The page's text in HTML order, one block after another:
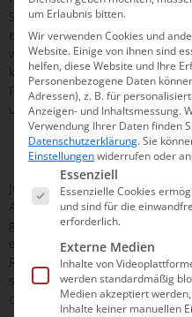
Sie darüber informieren, dass
einer Preisanpassung
wir in den letzten Monaten
kämpfen, insbesondere im
Personalaufwendungen, die
um mehr als 20% gestiegen
Jubel – Trubel – Jubiläum
Jubel – Trubel – Jubiläum
Anlässlich unseres 10-
gekramt und einen Blick
es soweit: Aus „Salon
Randerath“. Wir haben damit
schon in den 1960’er Jahren
das Gebäude […]
um Erlaubnis bitten.
Wir verwenden Cookies und
Website. Einige von ihnen sind
helfen, diese Website und Ihre
Personenbezogene Daten
Adressen), z. B. für
Anzeigen- und Inhaltsmessung.
Verwendung Ihrer Daten finden
Datenschutzerklärung.Sie
Einstellungenwiderrufen oder
Es folgt eine Liste der
Essenziell
Essenzielle Cookies
und sind für die
erforderlich.
Externe Medien
Inhalte von
werden standardmäßig
Medien akzeptiert
Inhalte keiner manuellen